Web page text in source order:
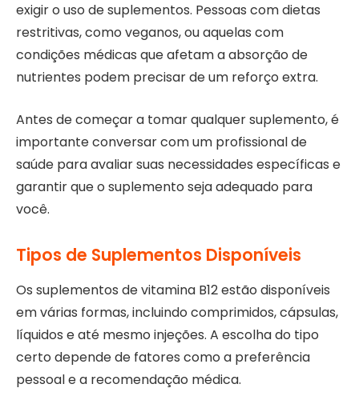
exigir o uso de suplementos. Pessoas com dietas
restritivas, como veganos, ou aquelas com
condições médicas que afetam a absorção de
nutrientes podem precisar de um reforço extra.
Antes de começar a tomar qualquer suplemento, é
importante conversar com um profissional de
saúde para avaliar suas necessidades específicas e
garantir que o suplemento seja adequado para
você.
Tipos de Suplementos Disponíveis
Os suplementos de vitamina B12 estão disponíveis
em várias formas, incluindo comprimidos, cápsulas,
líquidos e até mesmo injeções. A escolha do tipo
certo depende de fatores como a preferência
pessoal e a recomendação médica.